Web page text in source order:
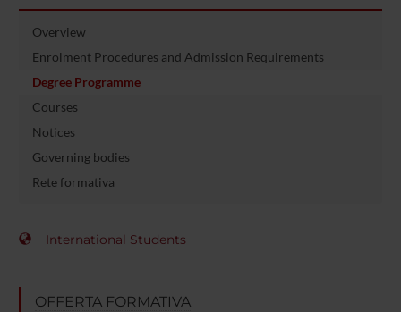
Overview
Enrolment Procedures and Admission Requirements
Degree Programme
Courses
Notices
Governing bodies
Rete formativa
International Students
OFFERTA FORMATIVA